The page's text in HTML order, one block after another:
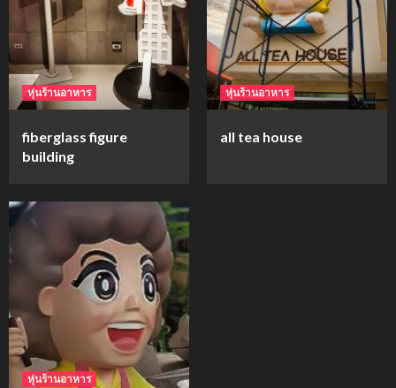
4
mockups
ม็อคอัพขวด bsab
5
ม็อคอัพน้ำมันวังว่าน
หุ่นร้านอาหาร
fiberglass figure
building
หุ่นร้านอาหาร
all tea house
หุ่นร้านอาหาร